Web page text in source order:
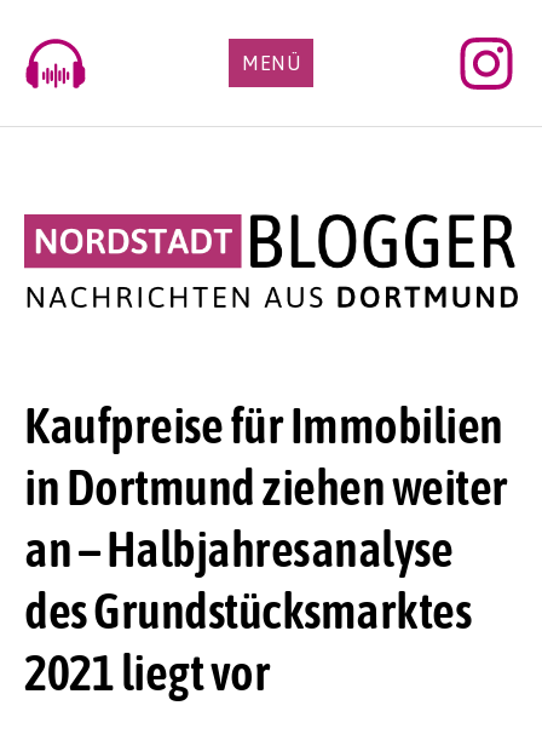
content
MENÜ
Kaufpreise für Immobilien
in Dortmund ziehen weiter
an – Halbjahresanalyse
des Grundstücksmarktes
2021 liegt vor